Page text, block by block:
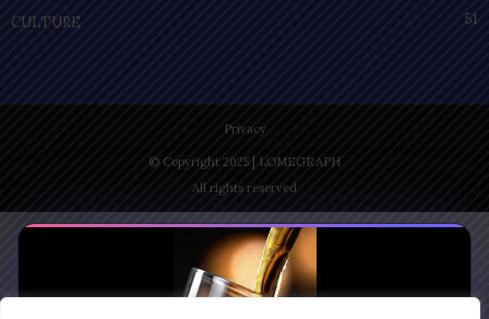
CULTURE
51
Privacy
© Copyright 2025 | LOMEGRAPH
All rights reserved